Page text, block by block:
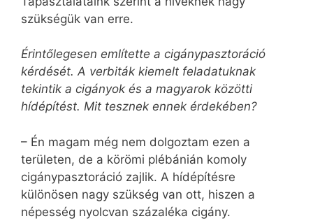
szükségük van erre.
Érintőlegesen említette a cigány­pasztoráció
kérdését. A verbiták kiemelt feladatuknak
tekintik a cigányok és a magyarok közötti
hídépítést. Mit tesznek ennek érdekében?
– Én magam még nem dolgoztam ezen a
területen, de a körömi plébánián komoly
cigánypasztoráció zajlik. A hídépítésre
különösen nagy szükség van ott, hiszen a
népesség nyolcvan százaléka cigány.